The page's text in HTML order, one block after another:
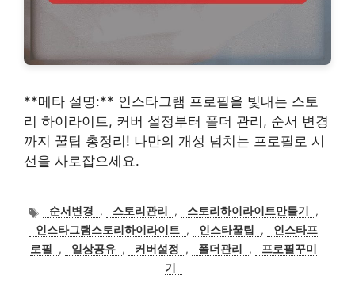
**메타 설명:** 인스타그램 프로필을 빛내는 스토
리 하이라이트, 커버 설정부터 폴더 관리, 순서 변경
까지 꿀팁 총정리! 나만의 개성 넘치는 프로필로 시
선을 사로잡으세요.
태
그
순서변경 , 스토리관리 , 스토리하이라이트만들기
,
인스타그램스토리하이라이트 , 인스타꿀팁 ,
인스타프
로필
, 일상공유 , 커버설정 , 폴더관리 ,
프로필꾸미
기